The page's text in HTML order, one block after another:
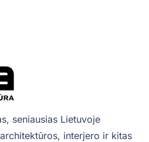
seniausias Lietuvoje
interjero ir kitas